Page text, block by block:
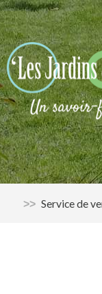
Service de